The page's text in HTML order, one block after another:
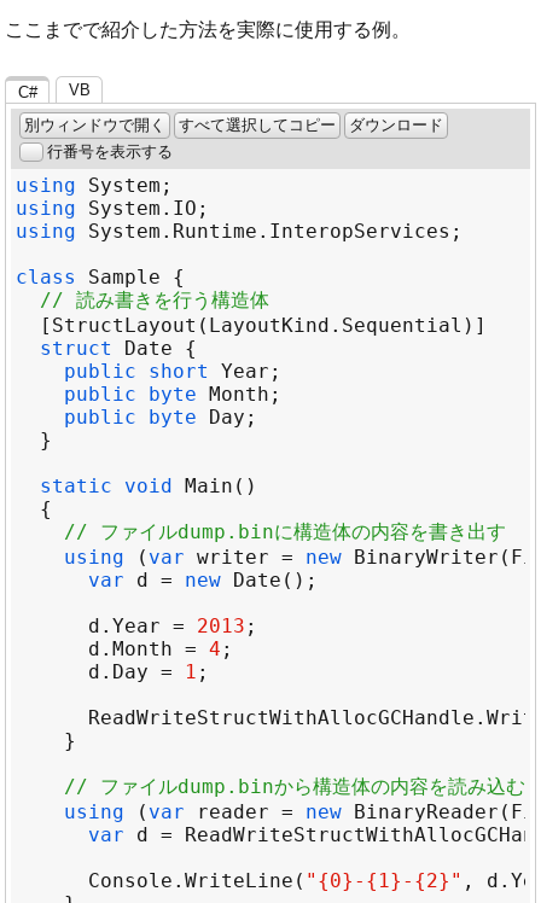
ここまでで紹介した方法を実際に使用する例。
C#
VB
別ウィンドウで開く
すべて選択してコピー
ダウンロード
行番号を表示する
using System
using
System . IO
using
System . Runtime . InteropServices
class
Sample
// 読み書きを行う構造体
  [
StructLayout ( LayoutKind . Sequential
struct
Date
public
short Year
public
byte Month
public
byte Day
static
void Main
// ファイルdump.binに構造体の内容を書き出す
using ( var writer = new BinaryWriter (
var
d = new Date
d . Year = 2013
d . Month = 4
d . Day = 1
ReadWriteStructWithAllocGCHandle .
// ファイルdump.binから構造体の内容を読み込む
using ( var reader = new BinaryReader (
var
d =
Console . WriteLine ( "{0}-{1}-{2}" , d .